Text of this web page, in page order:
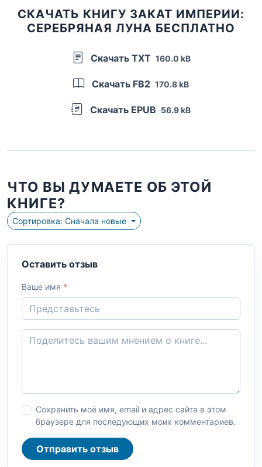
СКАЧАТЬ КНИГУ ЗАКАТ ИМПЕРИИ:
СЕРЕБРЯНАЯ ЛУНА БЕСПЛАТНО
Скачать TXT 160.0 kB
Скачать FB2 170.8 kB
Скачать EPUB 56.9 kB
ЧТО ВЫ ДУМАЕТЕ ОБ ЭТОЙ
КНИГЕ?
Сортировка: Сначала новые
Оставить отзыв
Ваше имя *
Сохранить моё имя, email и адрес сайта в этом
браузере для последующих моих комментариев.
Отправить отзыв